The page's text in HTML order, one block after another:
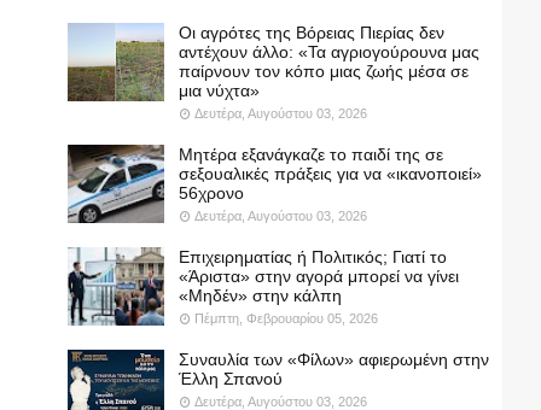
Οι αγρότες της Βόρειας Πιερίας δεν
αντέχουν άλλο: «Τα αγριογούρουνα μας
παίρνουν τον κόπο μιας ζωής μέσα σε
μια νύχτα»
Δευτέρα, Αυγούστου 03, 2026
Μητέρα εξανάγκαζε το παιδί της σε
σεξουαλικές πράξεις για να «ικανοποιεί»
56χρονο
Δευτέρα, Αυγούστου 03, 2026
Επιχειρηματίας ή Πολιτικός; Γιατί το
«Άριστα» στην αγορά μπορεί να γίνει
«Μηδέν» στην κάλπη
Πέμπτη, Φεβρουαρίου 05, 2026
Συναυλία των «Φίλων» αφιερωμένη στην
Έλλη Σπανού
Δευτέρα, Αυγούστου 03, 2026